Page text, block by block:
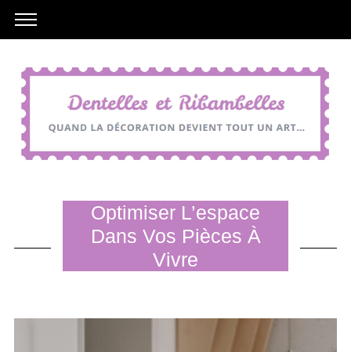
Optimiser L’espace
Dans Vos Pièces À
Vivre